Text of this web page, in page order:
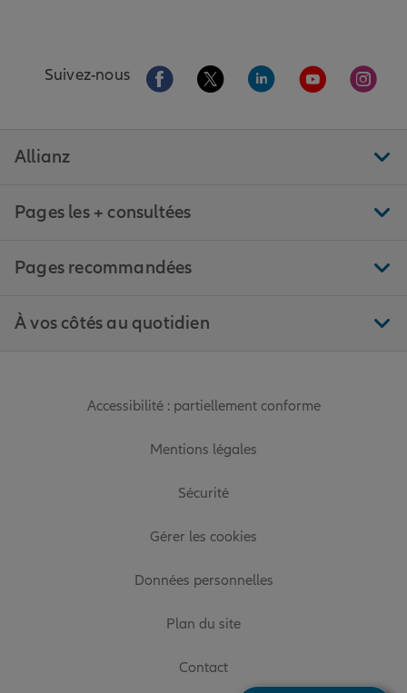
Suivez-nous Aller sur la page Facebook de Allianz
Aller sur la page Twitter de
Aller sur la page
Aller sur la
Aller
Allianz
Pages les + consultées
Pages recommandées
À vos côtés au quotidien
Accessibilité : partiellement conforme
Mentions légales
Sécurité
Gérer les cookies
Données personnelles
Plan du site
Contact